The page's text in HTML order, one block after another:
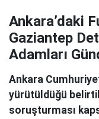
Ankara’daki
Gaziantep
Adamları
Ankara
yürütüldüğü
soruşturması